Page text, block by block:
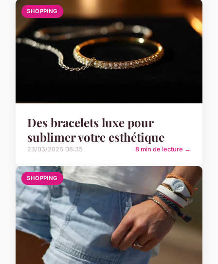
SHOPPING
Des bracelets luxe pour
sublimer votre esthétique
23/03/2026 08:35 8 min de lecture →
SHOPPING